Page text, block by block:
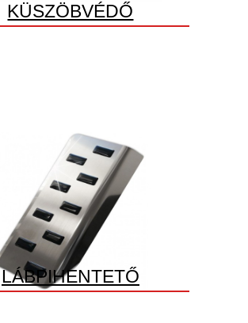
KÜSZÖBVÉDŐ
LÁBPIHENTETŐ